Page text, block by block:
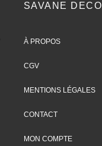
SAVANE DECO
À PROPOS
CGV
MENTIONS LÉGALES
CONTACT
MON COMPTE